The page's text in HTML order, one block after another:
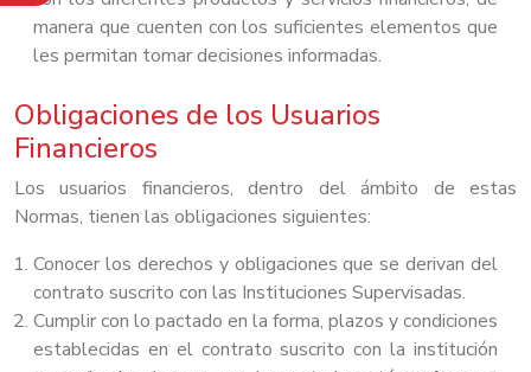
manera que cuenten con los suficientes elementos que
les permitan tomar decisiones informadas.
Obligaciones de los Usuarios
Financieros
Los usuarios financieros, dentro del ámbito de estas
Normas, tienen las obligaciones siguientes:
Conocer los derechos y obligaciones que se derivan del
contrato suscrito con las Instituciones Supervisadas.
Cumplir con lo pactado en la forma, plazos y condiciones
establecidas en el contrato suscrito con la institución